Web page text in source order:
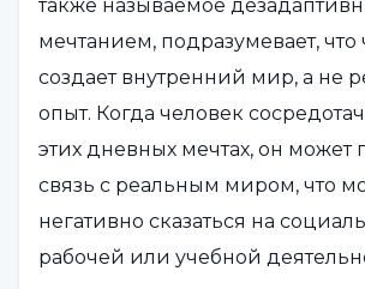
также называемое
мечтанием, подразумевает, что
создает внутренний мир, а не
опыт. Когда человек
этих дневных мечтах, он может
связь с реальным миром, что
негативно сказаться на
рабочей или учебной